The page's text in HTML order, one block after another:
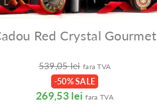
Red Crystal Gourmet
539,05 lei fara TVA
-50% SALE
269,53 lei fara TVA